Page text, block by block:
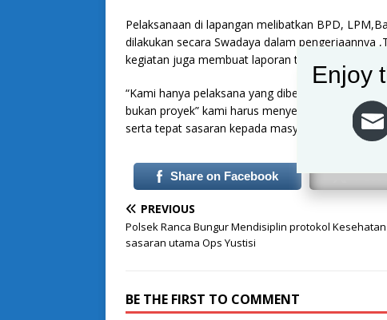
Pelaksanaan di lapangan melibatkan BPD,
dilakukan secara Swadaya dalam pengerjaannya
kegiatan juga membuat laporan terangnya
“Kami hanya pelaksana yang diberikan kuasa
bukan proyek” kami harus menyelesaikannya
serta tepat sasaran kepada masyarakat yang
Share on Facebook Post
PREVIOUS
Polsek Ranca Bungur Mendisiplin protokol Kesehatan
sasaran utama Ops Yustisi
BE THE FIRST TO COMMENT
Enjoy